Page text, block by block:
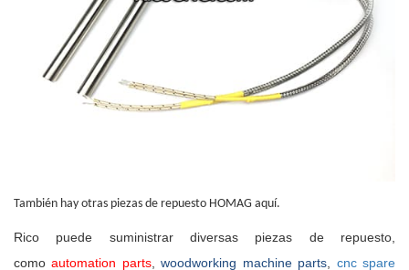
También hay otras piezas de repuesto HOMAG aquí.
Rico puede suministrar diversas piezas de repuesto,
comoautomation parts,woodworking machine parts
cnc spare